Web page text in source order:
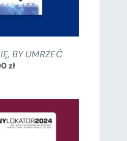
BY UMRZEĆ
zł